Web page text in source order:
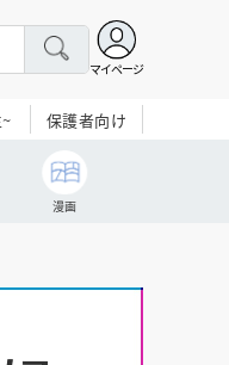
マイページ
保護者向け
漫画